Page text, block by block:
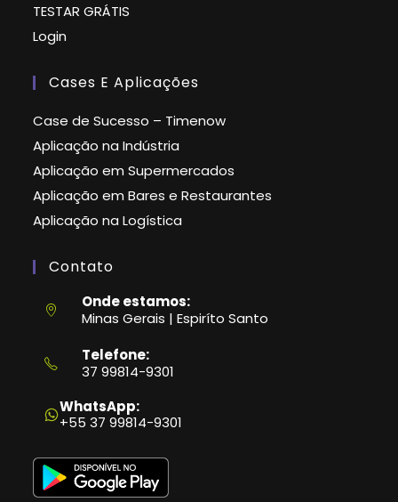
TESTAR GRÁTIS
Login
Cases E Aplicações
Case de Sucesso – Timenow
Aplicação na Indústria
Aplicação em Supermercados
Aplicação em Bares e Restaurantes
Aplicação na Logística
Contato
Onde estamos:
Minas Gerais | Espiríto Santo
Telefone:
37 99814-9301
em
seu
aplicativo
WhatsApp:
+55 37 99814-9301